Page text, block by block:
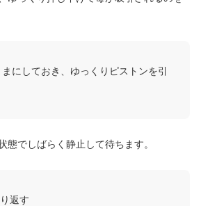
にしておき、ゆっくりピストンを引
態でしばらく静止して待ちます。
返す